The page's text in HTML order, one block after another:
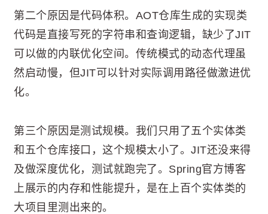
第二个原因是代码体积。AOT仓库生成的实现类
代码是直接写死的字符串和查询逻辑，缺少了JIT
可以做的内联优化空间。传统模式的动态代理虽
然启动慢，但JIT可以针对实际调用路径做激进优
化。
第三个原因是测试规模。我们只用了五个实体类
和五个仓库接口，这个规模太小了。JIT还没来得
及做深度优化，测试就跑完了。Spring官方博客
上展示的内存和性能提升，是在上百个实体类的
大项目里测出来的。